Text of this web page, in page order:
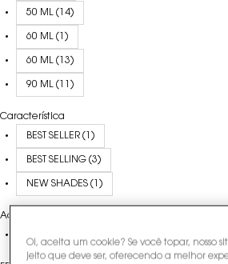
50 ML (14)
60 ML (1)
60 ML (13)
90 ML (11)
Característica
BEST SELLER (1)
BEST SELLING (3)
NEW SHADES (1)
Acabamento
Oi, aceita um cookie? Se você topar, nosso
jeito que deve ser, oferecendo a melhor